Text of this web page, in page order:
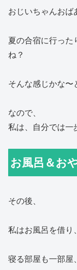
おじいちゃんおば
夏の合宿に行った
ね？
そんな感じかな〜
なので、
私は、自分では一
お風呂＆お
その後、
私はお風呂を借り
寝る部屋も一部屋